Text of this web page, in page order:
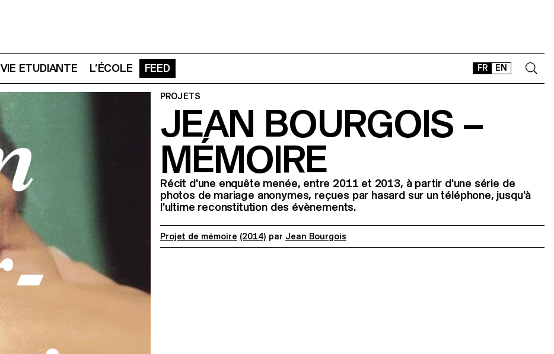
FR EN
VIE ETUDIANTE L’ÉCOLE FEED
CONTACT
SHOP
Instagram
Facebook
LinkedIn
Vimeo
PROJETS
JEAN BOURGOIS –
MÉMOIRE
Récit d'une enquête menée, entre 2011 et 2013, à partir d'une série de
photos de mariage anonymes, reçues par hasard sur un téléphone, jusqu'à
l'ultime reconstitution des évènements.
Projet de mémoire (2014) par Jean Bourgois